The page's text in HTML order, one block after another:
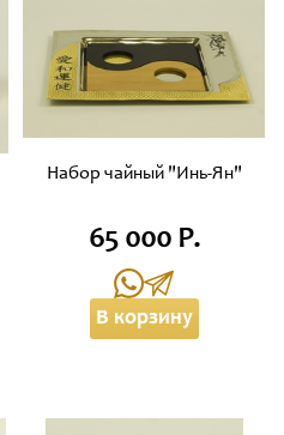
Набор чайный "Инь-Ян"
65 000 Р.
В корзину